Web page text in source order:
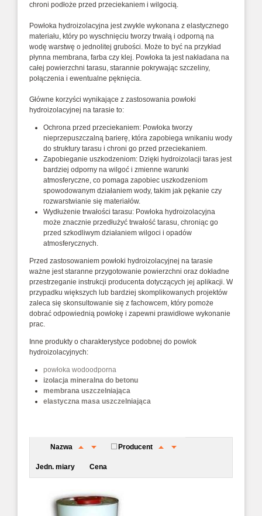
chroni podłoże przed przeciekaniem i wilgocią.
Powłoka hydroizolacyjna jest zwykle wykonana z elastycznego
materiału, który po wyschnięciu tworzy trwałą i odporną na
wodę warstwę o jednolitej grubości. Może to być na przykład
płynna membrana, farba czy klej. Powłoka ta jest nakładana na
całej powierzchni tarasu, starannie pokrywając szczeliny,
połączenia i ewentualne pęknięcia.
Główne korzyści wynikające z zastosowania powłoki
hydroizolacyjnej na tarasie to:
Ochrona przed przeciekaniem: Powłoka tworzy
nieprzepuszczalną barierę, która zapobiega wnikaniu wody
do struktury tarasu i chroni go przed przeciekaniem.
Zapobieganie uszkodzeniom: Dzięki hydroizolacji taras jest
bardziej odporny na wilgoć i zmienne warunki
atmosferyczne, co pomaga zapobiec uszkodzeniom
spowodowanym działaniem wody, takim jak pękanie czy
rozwarstwianie się materiałów.
Wydłużenie trwałości tarasu: Powłoka hydroizolacyjna
może znacznie przedłużyć trwałość tarasu, chroniąc go
przed szkodliwym działaniem wilgoci i opadów
atmosferycznych.
Przed zastosowaniem powłoki hydroizolacyjnej na tarasie
ważne jest staranne przygotowanie powierzchni oraz dokładne
przestrzeganie instrukcji producenta dotyczących jej aplikacji. W
przypadku większych lub bardziej skomplikowanych projektów
zaleca się skonsultowanie się z fachowcem, który pomoże
dobrać odpowiednią powłokę i zapewni prawidłowe wykonanie
prac.
Inne produkty o charakterystyce podobnej do powłok
hydroizolacyjnych:
powłoka wodoodporna
izolacja mineralna do betonu
membrana uszczelniająca
elastyczna masa uszczelniająca
Nazwa Producent
Jedn. miary Cena